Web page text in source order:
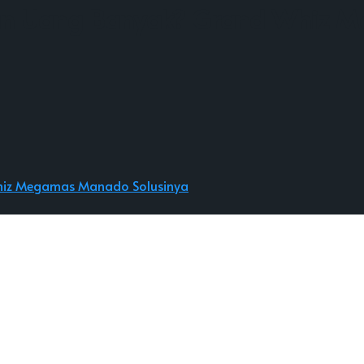
Banyak? Grand Whiz